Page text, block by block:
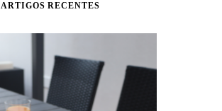
ARTIGOS RECENTES